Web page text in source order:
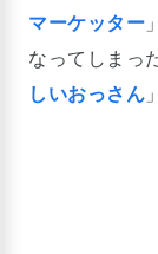
マーケッター
なってしまっ
しいおっさん